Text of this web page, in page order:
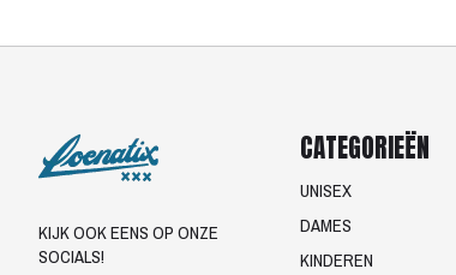
KIJK OOK EENS OP ONZE
SOCIALS!
CATEGORIEËN
UNISEX
DAMES
KINDEREN